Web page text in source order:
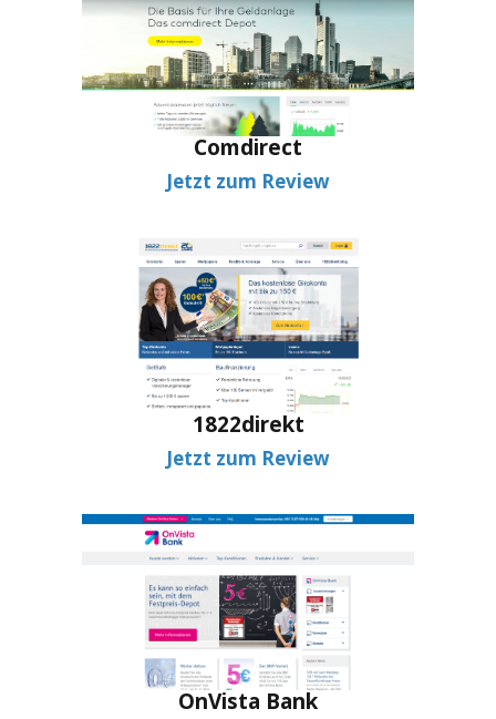
Comdirect
Jetzt zum Review
1822direkt
Jetzt zum Review
OnVista Bank